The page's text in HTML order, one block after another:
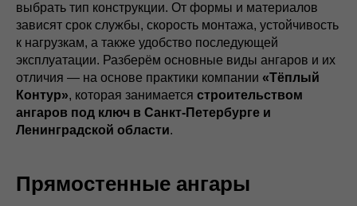
выбрать тип конструкции. От формы и материалов
зависят срок службы, скорость монтажа, устойчивость
к нагрузкам, а также удобство последующей
эксплуатации. Разберём основные виды ангаров и их
отличия — на основе практики компании «Тёплый
Контур», которая занимается строительством
ангаров под ключ в Санкт-Петербурге и
Ленинградской области.
Прямостенные ангары